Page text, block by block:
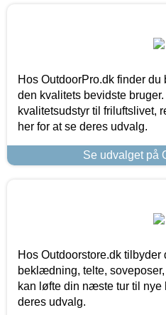
Hos OutdoorPro.dk finder
den kvalitets bevidste
kvalitetsudstyr til friluftslivet,
her for at se deres udvalg.
Se udvalget på
Hos Outdoorstore.dk tilbyder
beklædning, telte,
kan løfte din næste tur til nye
deres udvalg.